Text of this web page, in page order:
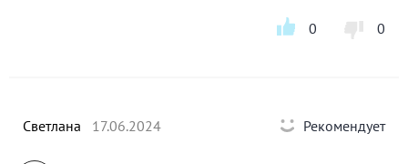
0 0
Светлана 17.06.2024 Рекомендует